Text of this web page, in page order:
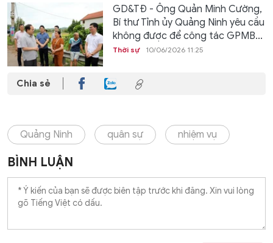
GD&TĐ - Ông Quản Minh Cường,
Bí thư Tỉnh ủy Quảng Ninh yêu cầu
không được để công tác GPMB...
Thời sự 10/06/2026 11:25
Chia sẻ
Quảng Ninh quân sự nhiệm vụ
BÌNH LUẬN